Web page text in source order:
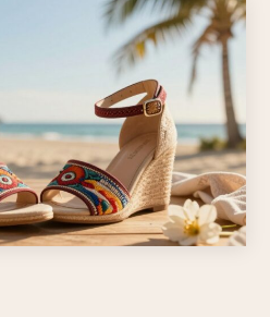
den Strandurlaub
sind leicht und